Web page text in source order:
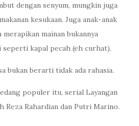
dengan senyum, mungkin juga
kesukaan. Juga anak-anak
mainan bukannya
seperti kapal pecah (eh curhat).
bukan berarti tidak ada rahasia.
populer itu, serial Layangan
Reza Rahardian dan Putri Marino.